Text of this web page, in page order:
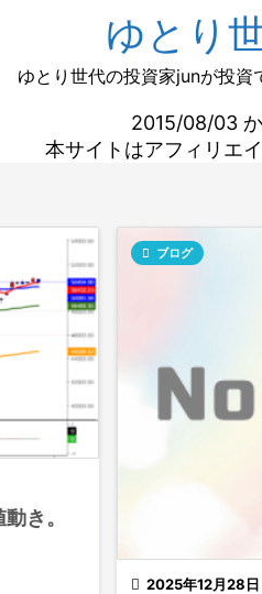
ゆとり
ゆとり世代の投資家junが投資
2015/08/03
本サイトはアフィリエ
き。
 2025年12月28日
 ブログ